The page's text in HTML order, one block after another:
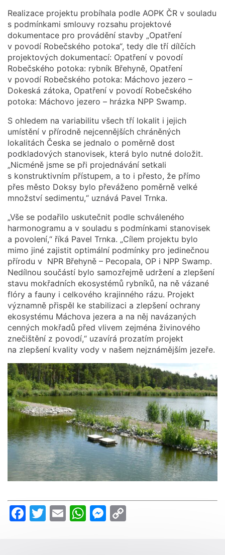
Realizace projektu probíhala podle AOPK ČR v souladu
s podmínkami smlouvy rozsahu projektové
dokumentace pro provádění stavby „Opatření
v povodí Robečského potoka“, tedy dle tří dílčích
projektových dokumentací: Opatření v povodí
Robečského potoka: rybník Břehyně, Opatření
v povodí Robečského potoka: Máchovo jezero –
Dokeská zátoka, Opatření v povodí Robečského
potoka: Máchovo jezero – hrázka NPP Swamp.
S ohledem na variabilitu všech tří lokalit i jejich
umístění v přírodně nejcennějších chráněných
lokalitách Česka se jednalo o poměrně dost
podkladových stanovisek, která bylo nutné doložit.
„Nicméně jsme se při projednávání setkali
s konstruktivním přístupem, a to i přesto, že přímo
přes město Doksy bylo převáženo poměrně velké
množství sedimentu,“ uznává Pavel Trnka.
„Vše se podařilo uskutečnit podle schváleného
harmonogramu a v souladu s podmínkami stanovisek
a povolení,“ říká Pavel Trnka. „Cílem projektu bylo
mimo jiné zajistit optimální podmínky pro jedinečnou
přírodu v NPR Břehyně – Pecopala, OP i NPP Swamp.
Nedílnou součástí bylo samozřejmě udržení a zlepšení
stavu mokřadních ekosystémů rybníků, na ně vázané
flóry a fauny i celkového krajinného rázu. Projekt
významně přispěl ke stabilizaci a zlepšení ochrany
ekosystému Máchova jezera a na něj navázaných
cenných mokřadů před vlivem zejména živinového
znečištění z povodí,“ uzavírá prozatím projekt
na zlepšení kvality vody v našem nejznámějším jezeře.
Facebook
Twitter
EmailWhatsApp
Messenger